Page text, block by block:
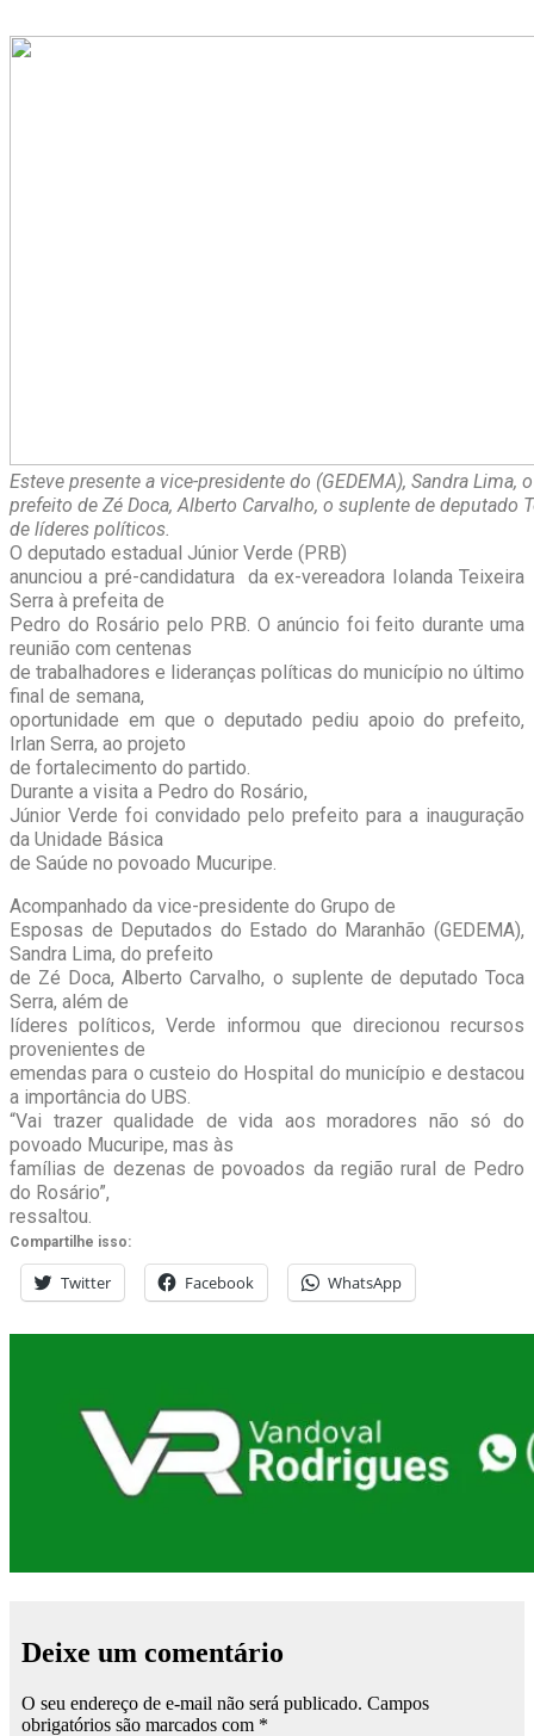
Esteve presente a vice-presidente do (GEDEMA), Sandra Lima, o
prefeito de Zé Doca, Alberto Carvalho, o suplente de deputado
de líderes políticos.
O deputado estadual Júnior Verde (PRB)
anunciou a pré-candidatura da ex-vereadora Iolanda Teixeira
Serra à prefeita de
Pedro do Rosário pelo PRB. O anúncio foi feito durante uma
reunião com centenas
de trabalhadores e lideranças políticas do município no último
final de semana,
oportunidade em que o deputado pediu apoio do prefeito,
Irlan Serra, ao projeto
de fortalecimento do partido.
Durante a visita a Pedro do Rosário,
Júnior Verde foi convidado pelo prefeito para a inauguração
da Unidade Básica
de Saúde no povoado Mucuripe.
Acompanhado da vice-presidente do Grupo de
Esposas de Deputados do Estado do Maranhão (GEDEMA),
Sandra Lima, do prefeito
de Zé Doca, Alberto Carvalho, o suplente de deputado Toca
Serra, além de
líderes políticos, Verde informou que direcionou recursos
provenientes de
emendas para o custeio do Hospital do município e destacou
a importância do UBS.
“Vai trazer qualidade de vida aos moradores não só do
povoado Mucuripe, mas às
famílias de dezenas de povoados da região rural de Pedro
do Rosário”,
ressaltou.
Compartilhe isso:
Twitter Facebook WhatsApp
Deixe um comentário
O seu endereço de e-mail não será publicado. Campos
obrigatórios são marcados com *